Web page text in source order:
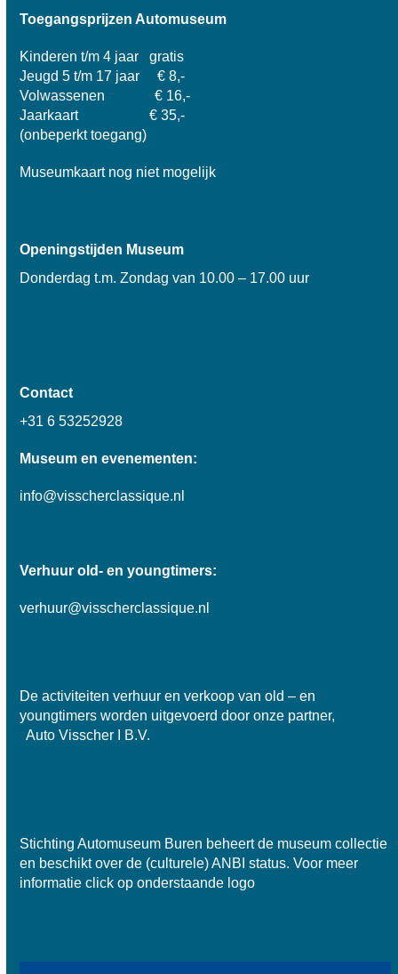
Toegangsprijzen Automuseum
Kinderen t/m 4 jaar gratis
Jeugd 5 t/m 17 jaar € 8,-
Volwassenen € 16,-
Jaarkaart € 35,-
(onbeperkt toegang)
Museumkaart nog niet mogelijk
Openingstijden Museum
Donderdag t.m. Zondag van 10.00 – 17.00 uur
Contact
+31 6 53252928
Museum en evenementen:
info@visscherclassique.nl
Verhuur old- en youngtimers:
verhuur@visscherclassique.nl
De activiteiten verhuur en verkoop van old – en
youngtimers worden uitgevoerd door onze partner,
Auto Visscher I B.V.
Stichting Automuseum Buren beheert de museum collectie
en beschikt over de (culturele) ANBI status. Voor meer
informatie click op onderstaande logo